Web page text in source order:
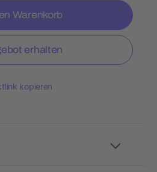
Warenkorb
erhalten
kopieren